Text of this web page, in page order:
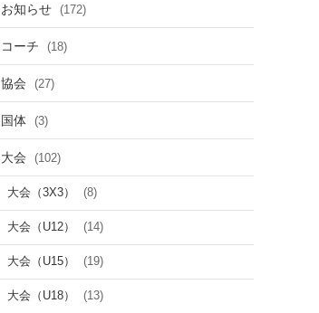
お知らせ (172)
コーチ (18)
協会 (27)
国体 (3)
大会 (102)
大会（3X3） (8)
大会（U12） (14)
大会（U15） (19)
大会（U18） (13)